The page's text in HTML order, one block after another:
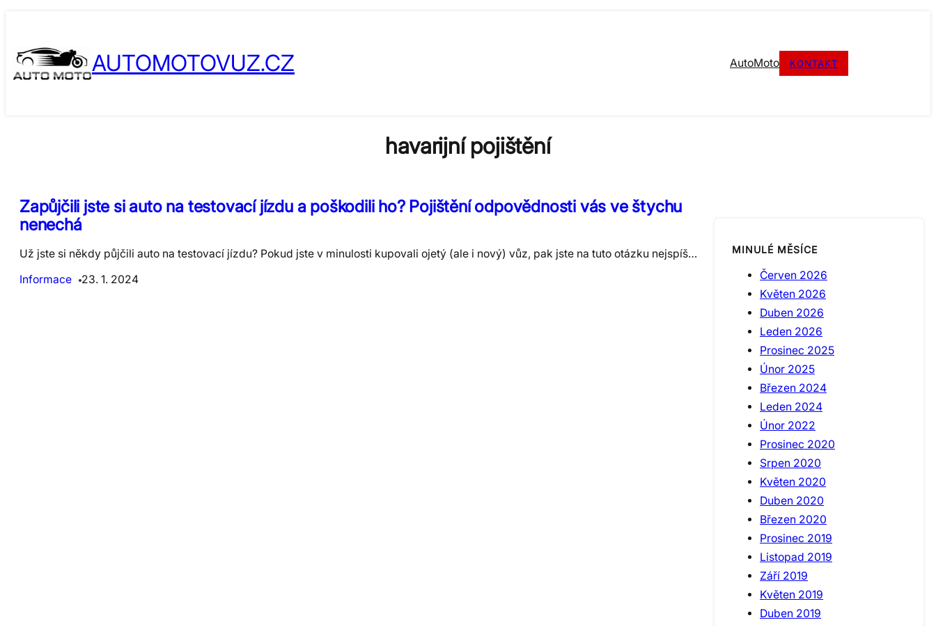
content
AUTOMOTOVUZ.CZ AutoMoto KONTAKT
havarijní pojištění
Zapůjčili jste si auto na testovací jízdu a poškodili ho? Pojištění odpovědnosti vás ve štychu
nenechá
Už jste si někdy půjčili auto na testovací jízdu? Pokud jste v minulosti kupovali ojetý (ale i nový) vůz, pak jste na tuto otázku nejspíš…
Informace
23. 1. 2024
MINULÉ MĚSÍCE
Červen 2026
Květen 2026
Duben 2026
Leden 2026
Prosinec 2025
Únor 2025
Březen 2024
Leden 2024
Únor 2022
Prosinec 2020
Srpen 2020
Květen 2020
Duben 2020
Březen 2020
Prosinec 2019
Listopad 2019
Září 2019
Květen 2019
Duben 2019